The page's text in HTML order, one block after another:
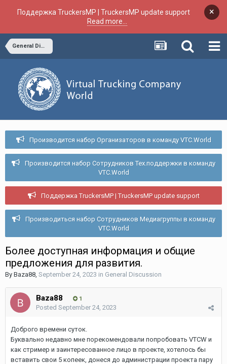
Поддержка TruckersMP | TruckersMP update support
Read more...
×
General Discussion
Производится набор Организаторов в команду VTC.World
Производится набор Сотрудников Тех.поддержки в команду
VTC.World
Поддержка TruckersMP | TruckersMP update support
Производиться набор Сотрудников Медиагруппы в команду
VTC.World
Более доступная информация и общие
предложения для развития.
By Baza88, September 24, 2023 in General Discussion
Baza88 1
Posted September 24, 2023
Доброго времени суток.
Буквально недавно мне порекомендовали попробовать VTCW и
как стример и заинтересованное лицо в проекте, хотелось бы
вставить свои 5 копеек, донеся до администрации проекта пару